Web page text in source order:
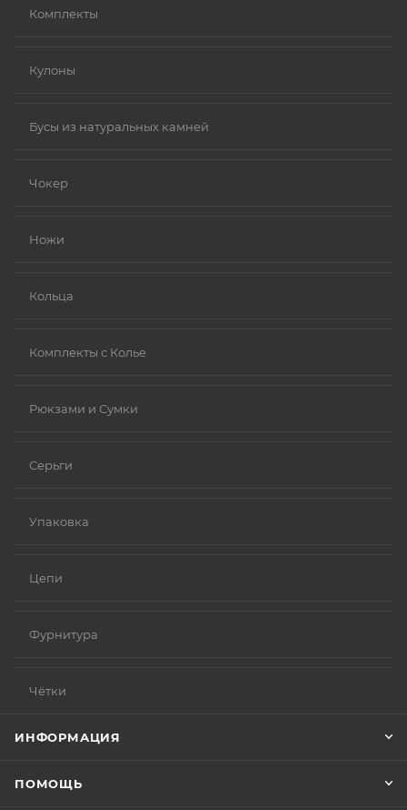
Комплекты
Кулоны
Бусы из натуральных камней
Чокер
Ножи
Кольца
Комплекты с Колье
Рюкзами и Сумки
Серьги
Упаковка
Цепи
Фурнитура
Чётки
ИНФОРМАЦИЯ
ПОМОЩЬ